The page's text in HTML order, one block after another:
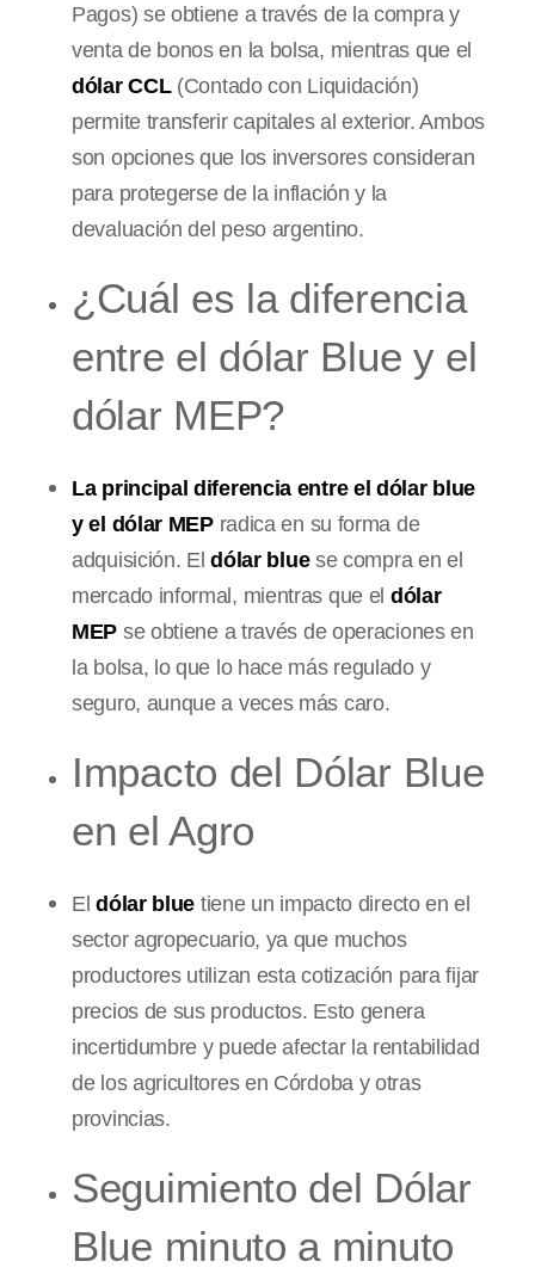
Pagos) se obtiene a través de la compra y
venta de bonos en la bolsa, mientras que el
dólar CCL(Contado con Liquidación)
permite transferir capitales al exterior. Ambos
son opciones que los inversores consideran
para protegerse de la inflación y la
devaluación del peso argentino.
¿Cuál es la diferencia
entre el dólar Blue y el
dólar MEP?
La principal diferencia entre el dólar blue
y el dólar MEPradica en su forma de
adquisición. Eldólar bluese compra en el
mercado informal, mientras que el dólar
MEP se obtiene a través de operaciones en
la bolsa, lo que lo hace más regulado y
seguro, aunque a veces más caro.
Impacto del Dólar Blue
en el Agro
Eldólar blue tiene un impacto directo en el
sector agropecuario, ya que muchos
productores utilizan esta cotización para fijar
precios de sus productos. Esto genera
incertidumbre y puede afectar la rentabilidad
de los agricultores en Córdoba y otras
provincias.
Seguimiento del Dólar
Blue minuto a minuto